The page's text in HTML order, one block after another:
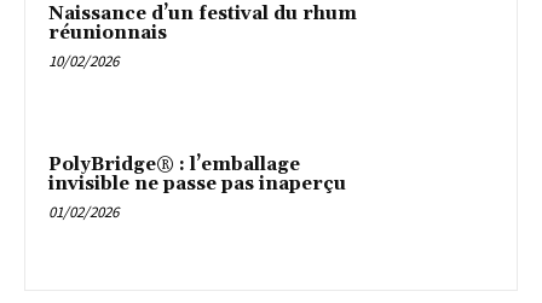
Naissance d’un festival du rhum
réunionnais
10/02/2026
PolyBridge® : l’emballage
invisible ne passe pas inaperçu
01/02/2026